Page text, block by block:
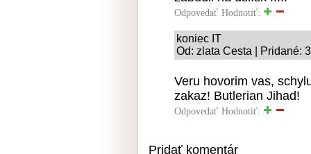
Odpovedať Hodnotiť:
koniec IT
Od: zlata Cesta | Pridané:
Veru hovorim vas,
zakaz! Butlerian Jihad!
Odpovedať Hodnotiť:
Pridať komentár